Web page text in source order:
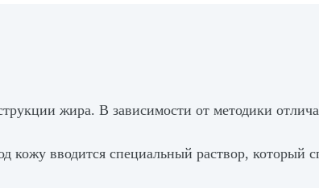
жира. В зависимости от методики
кожу вводится специальный раствор, который